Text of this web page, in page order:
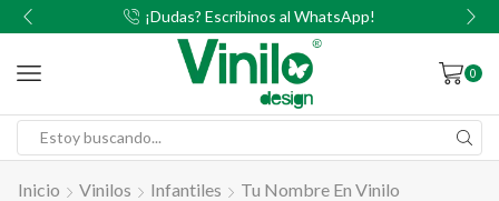
¡Dudas? Escribinos al WhatsApp!
0
Inicio Vinilos Infantiles Tu Nombre En Vinilo